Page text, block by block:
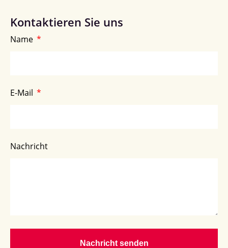
Kontaktieren Sie uns
Name
E-Mail
Nachricht
Nachricht senden